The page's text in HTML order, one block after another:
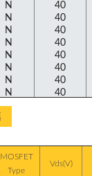
MOSFET
Type
Vds(V)